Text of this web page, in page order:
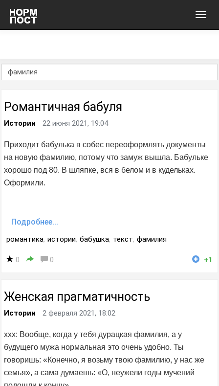
Романтичная бабуля
Истории 22 июня 2021, 19:04
Приходит бабулька в собес переоформлять документы
на новую фамилию, потому что замуж вышла. Бабульке
хорошо под 80. В шляпке, вся в белом и в кудельках.
Оформили.
Подробнее...
романтика, истории, бабушка, текст, фамилия
0 0 +1
Женская прагматичность
Истории 2 февраля 2021, 18:02
xxx: Вообще, когда у тебя дурацкая фамилия, а у
будущего мужа нормальная это очень удобно. Ты
говоришь: «Конечно, я возьму твою фамилию, у нас же
семья», а сама думаешь: «О, неужели годы мучений